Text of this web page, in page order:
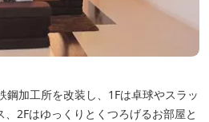
鋼加工所を改装し、1Fは卓球やスラッ
2Fはゆっくりとくつろげるお部屋と